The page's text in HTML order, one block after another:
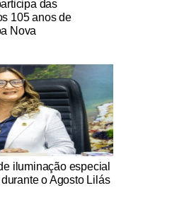
das
105 anos de
Nova
iluminação especial
o Agosto Lilás